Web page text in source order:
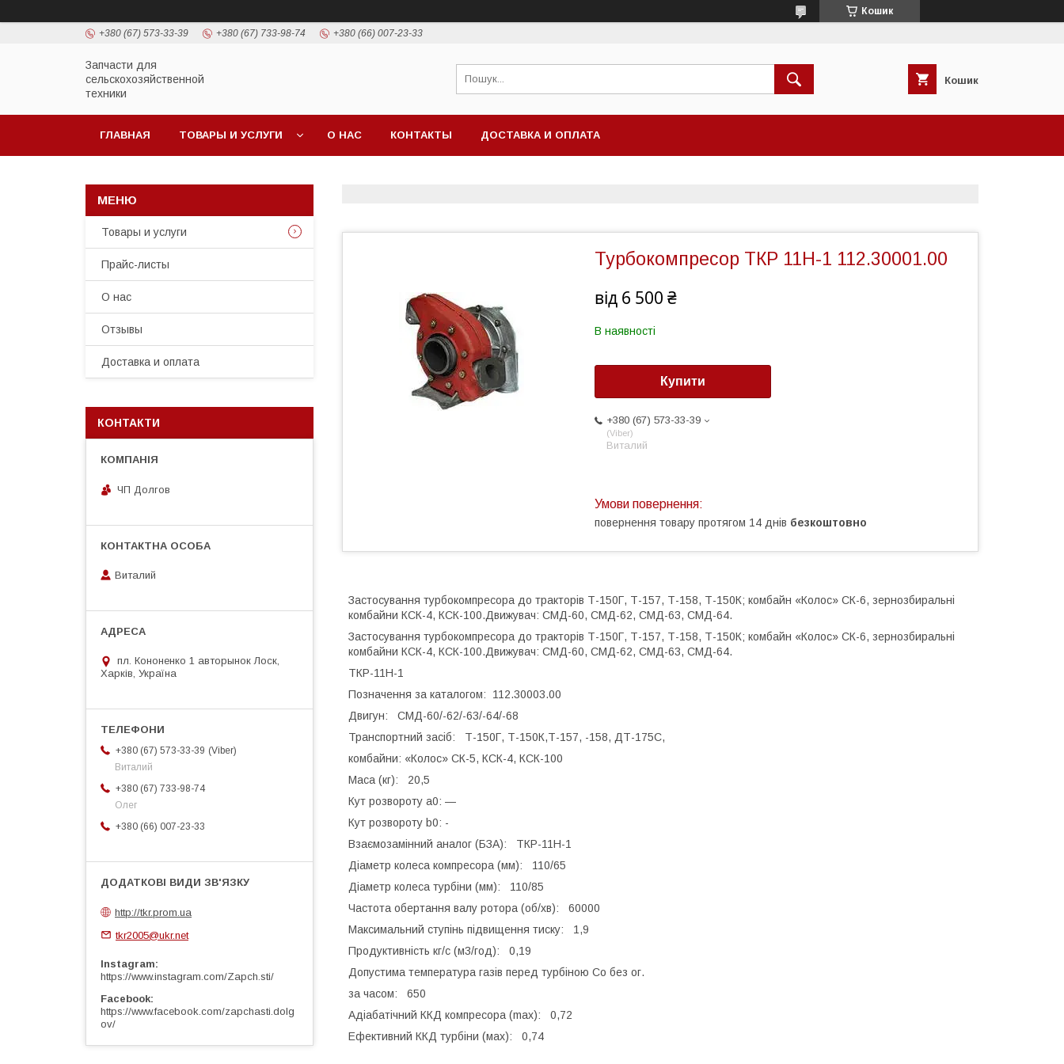
Кошик
+380 (67) 573-33-39 +380 (67) 733-98-74 +380 (66) 007-23-33
Запчасти для
сельскохозяйственной
техники
Кошик
ГЛАВНАЯ ТОВАРЫ И УСЛУГИ О НАС КОНТАКТЫ ДОСТАВКА И ОПЛАТА
Турбокомпресор ТКР 11Н-1 112.30001.00
від 6 500 ₴
В наявності
Купити
+380 (67) 573-33-39
Viber
Виталий
повернення товару протягом 14 днів безкоштовно
Застосування турбокомпресора до тракторів Т-150Г, Т-157, Т-158, Т-150К; комбайн «Колос» СК-6, зернозбиральні
комбайни КСК-4, КСК-100.Движувач: СМД-60, СМД-62, СМД-63, СМД-64.
Застосування турбокомпресора до тракторів Т-150Г, Т-157, Т-158, Т-150К; комбайн «Колос» СК-6, зернозбиральні
комбайни КСК-4, КСК-100.Движувач: СМД-60, СМД-62, СМД-63, СМД-64.
ТКР-11Н-1
Позначення за каталогом: 112.30003.00
Двигун: СМД-60/-62/-63/-64/-68
Транспортний засіб: Т-150Г, Т-150К,Т-157, -158, ДТ-175С,
комбайни: «Колос» СК-5, КСК-4, КСК-100
Маса (кг): 20,5
Кут розвороту a0: ―
Кут розвороту b0: -
Взаємозамінний аналог (БЗА): ТКР-11Н-1
Діаметр колеса компресора (мм): 110/65
Діаметр колеса турбіни (мм): 110/85
Частота обертання валу ротора (об/хв): 60000
Максимальний ступінь підвищення тиску: 1,9
Продуктивність кг/с (м3/год): 0,19
Допустима температура газів перед турбіною Сo без ог.
за часом: 650
Адіабатічний ККД компресора (max): 0,72
Ефективний ККД турбіни (мах): 0,74
Товары и услуги
Прайс-листы
О нас
Отзывы
Доставка и оплата
КОНТАКТИ
ЧП Долгов
Виталий
пл. Кононенко 1 авторынок Лоск,
Харків, Україна
+380 (67) 573-33-39
Viber
Виталий
+380 (67) 733-98-74
Олег
+380 (66) 007-23-33
http://tkr.prom.ua
tkr2005@ukr.net
Instagram
https://www.instagram.com/Zapch.sti/
Facebook
https://www.facebook.com/zapchasti.dolg
ov/